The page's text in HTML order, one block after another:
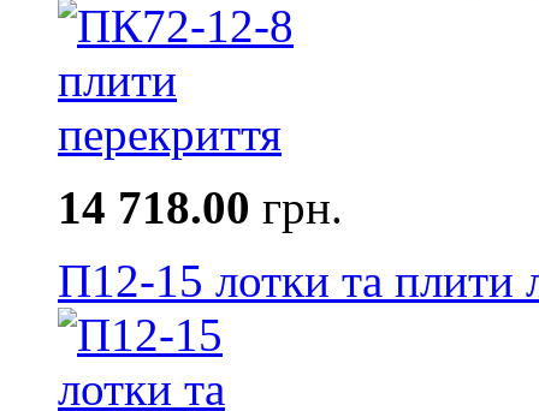
14 718.00 грн.
П12-15 лотки та плити